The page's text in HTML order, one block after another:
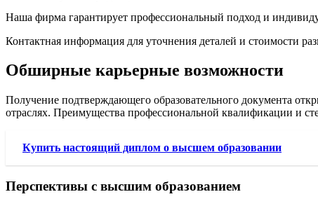
Наша фирма гарантирует профессиональный подход и
Контактная информация для уточнения деталей и стоимости
Обширные карьерные возможности
Получение подтверждающего образовательного документа
отраслях. Преимущества профессиональной квалификации и
Купить настоящий диплом о высшем образовании
Перспективы с высшим образованием